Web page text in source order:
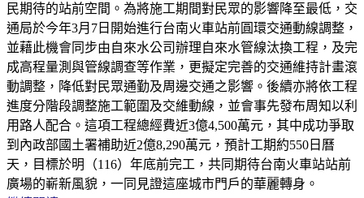
民期待的站前空間。為將施工期間對民眾的影響降至最低，交
通局於今年3月7日開始進行台南火車站前圓環交通動線調整，
並藉此機會同步由自來水公司辦理自來水管線汰換工程，及完
成高程量測與管線調查等作業，更擬定完善的交通維持計畫滾
動調整，降低對民眾通勤及周邊交通之影響。後續亦將依工程
進度分階段調整施工範圍及交維動線，並會事先發布周知以利
用路人配合。這項工程總經費近3億4,500萬元，其中成功爭取
到內政部國土署補助近2億8,290萬元，預計工期約550日曆
天，目標於明（116）年底前完工，共同期待台南火車站站前
廣場的嶄新風貌，一同見證這座城市門戶的華麗轉身。